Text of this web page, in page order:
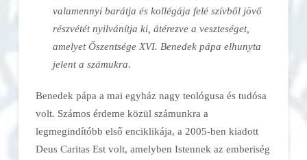
valamennyi barátja és kollégája felé szívből jövő
részvétét nyilvánítja ki, átérezve a veszteséget,
amelyet Őszentsége XVI. Benedek pápa elhunyta
jelent a számukra.
Benedek pápa a mai egyház nagy teológusa és tudósa
volt. Számos érdeme közül számunkra a
legmegindítóbb első enciklikája, a 2005-ben kiadott
Deus Caritas Est volt, amelyben Istennek az emberiség